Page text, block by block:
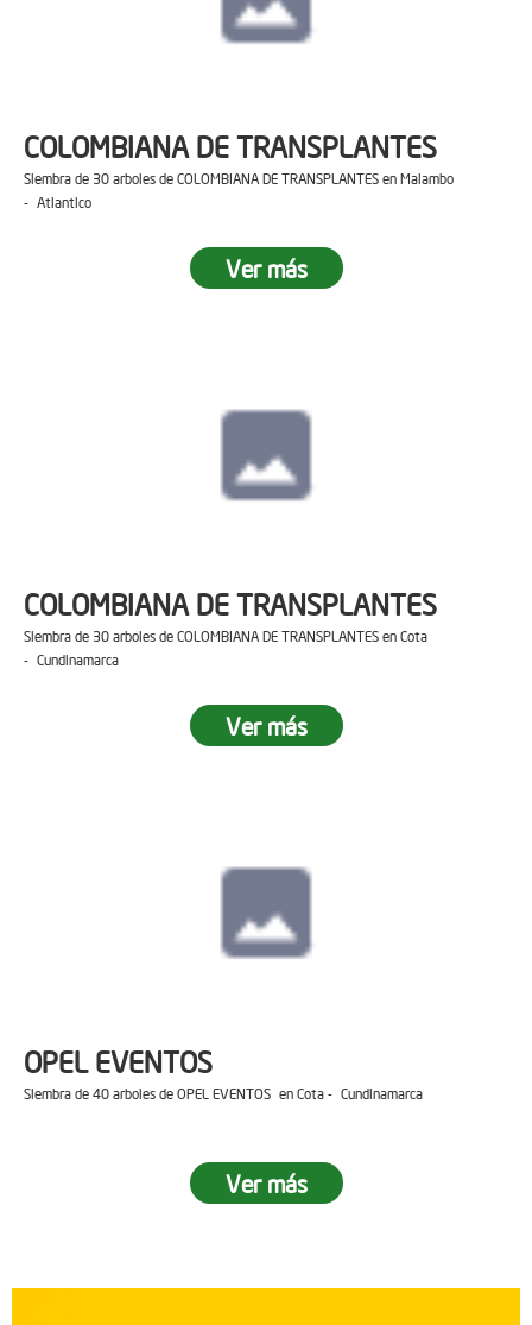
COLOMBIANA DE TRANSPLANTES
Siembra de 30 arboles de COLOMBIANA DE TRANSPLANTES en Malambo
- Atlantico
Ver más
COLOMBIANA DE TRANSPLANTES
Siembra de 30 arboles de COLOMBIANA DE TRANSPLANTES en Cota
- Cundinamarca
Ver más
OPEL EVENTOS
Siembra de 40 arboles de OPEL EVENTOS en Cota - Cundinamarca
Ver más